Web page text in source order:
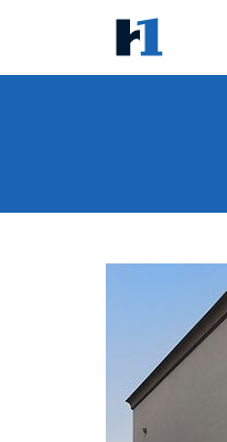
Holiday Inn
价格